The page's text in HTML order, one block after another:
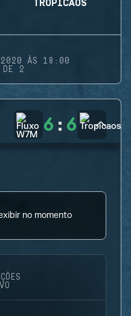
TROPICAOS
2020 ÀS 18:00
DE 2
6 : 6
no momento